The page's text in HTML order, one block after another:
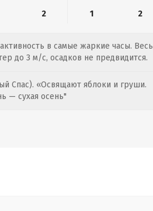
2 1 2
в самые жаркие часы. Весь
до 3 м/с, осадков не предвидится.
Спас). «Освящают яблоки и груши.
— сухая осень"